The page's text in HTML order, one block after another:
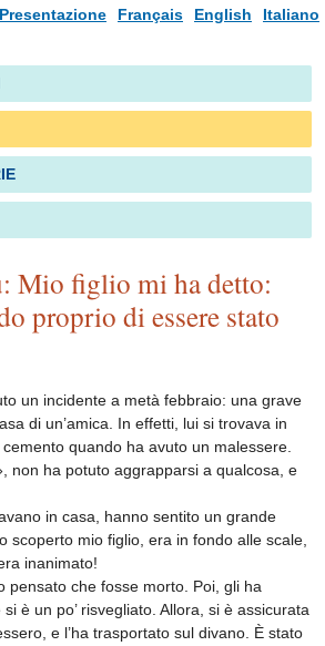
Italiano
English
Français
Presentazione
Mio figlio mi ha detto:
proprio di essere stato
un incidente a metà febbraio: una grave
di un’amica. In effetti, lui si trovava in
quando ha avuto un malessere.
non ha potuto aggrapparsi a qualcosa, e
in casa, hanno sentito un grande
scoperto mio figlio, era in fondo alle scale,
inanimato!
pensato che fosse morto. Poi, gli ha
è un po’ risvegliato. Allora, si è assicurata
e l’ha trasportato sul divano. È stato